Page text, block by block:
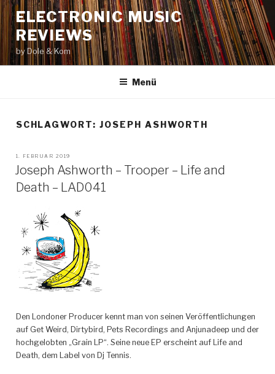
Zum
Inhalt
springen
ELECTRONIC MUSIC
REVIEWS
by Dole & Kom
Menü
SCHLAGWORT: JOSEPH ASHWORTH
VERÖFFENTLICHT
1. FEBRUAR 2019
Joseph Ashworth – Trooper – Life and
Death – LAD041
Den Londoner Producer kennt man von seinen Veröffentlichungen
auf Get Weird, Dirtybird, Pets Recordings and Anjunadeep und der
hochgelobten „Grain LP“. Seine neue EP erscheint auf Life and
Death, dem Label von Dj Tennis.